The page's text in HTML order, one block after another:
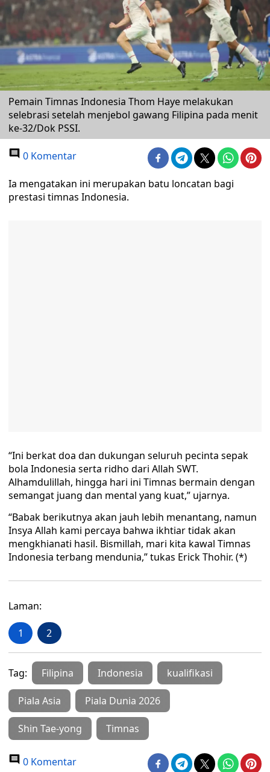
Pemain Timnas Indonesia Thom Haye melakukan
selebrasi setelah menjebol gawang Filipina pada menit
ke-32/Dok PSSI.
0 Komentar
Ia mengatakan ini merupakan batu loncatan bagi
prestasi timnas Indonesia.
“Ini berkat doa dan dukungan seluruh pecinta sepak
bola Indonesia serta ridho dari Allah SWT.
Alhamdulillah, hingga hari ini Timnas bermain dengan
semangat juang dan mental yang kuat,” ujarnya.
“Babak berikutnya akan jauh lebih menantang, namun
Insya Allah kami percaya bahwa ikhtiar tidak akan
mengkhianati hasil. Bismillah, mari kita kawal Timnas
Indonesia terbang mendunia,” tukas Erick Thohir. (*)
Laman:
1 2
Tag: Filipina Indonesia kualifikasi
Piala Asia Piala Dunia 2026
Shin Tae-yong Timnas
0 Komentar